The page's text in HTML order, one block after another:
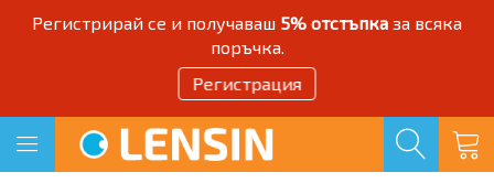
Регистрирай се и получаваш 5% отстъпка за всяка
поръчка.
Регистрация